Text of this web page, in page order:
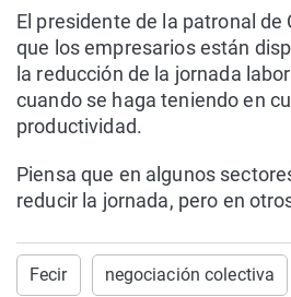
El presidente de la patronal de
que los empresarios están
la reducción de la jornada
cuando se haga teniendo en
productividad.
Piensa que en algunos
reducir la jornada, pero en
Fecir negociación colectiva